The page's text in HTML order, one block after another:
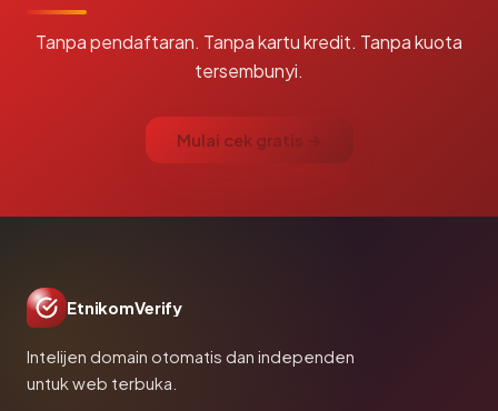
Tanpa pendaftaran. Tanpa kartu kredit. Tanpa kuota
tersembunyi.
Mulai cek gratis →
EtnikomVerify
Intelijen domain otomatis dan independen
untuk web terbuka.